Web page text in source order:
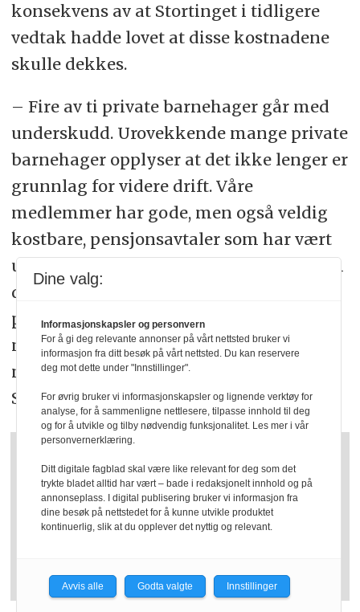
konsekvens av at Stortinget i tidligere
vedtak hadde lovet at disse kostnadene
skulle dekkes.
– Fire av ti private barnehager går med
underskudd. Urovekkende mange private
barnehager opplyser at det ikke lenger er
grunnlag for videre drift. Våre
medlemmer har gode, men også veldig
kostbare, pensjonsavtaler som har vært
utviklet over tid. En søknadsordning som
dekker reelle pensjonskostnader, må på
plass før enda flere private barnehager
må avvikle driften på grunn av
manglende offentlig finansiering, sier
Schjelderup.
Det er tidligere gjort
følgende stortingsvedtak
om søknadsordningen
Stortinget ber regjeringen innføre en ny
Dine valg:
Informasjonskapsler og personvern
For å gi deg relevante annonser på vårt nettsted bruker vi
informasjon fra ditt besøk på vårt nettsted. Du kan reservere
deg mot dette under "Innstillinger".
For øvrig bruker vi informasjonskapsler og lignende verktøy for
analyse, for å sammenligne nettlesere, tilpasse innhold til deg
og for å utvikle og tilby nødvendig funksjonalitet. Les mer i vår
personvernerklæring.
Ditt digitale fagblad skal være like relevant for deg som det
trykte bladet alltid har vært – bade i redaksjonelt innhold og på
annonseplass. I digital publisering bruker vi informasjon fra
dine besøk på nettstedet for å kunne utvikle produktet
kontinuerlig, slik at du opplever det nyttig og relevant.
Avvis alle Godta valgte Innstillinger